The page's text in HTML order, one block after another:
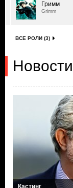
Гримм
Grimm
ВСЕ РОЛИ (3)
Новости
Кастинг